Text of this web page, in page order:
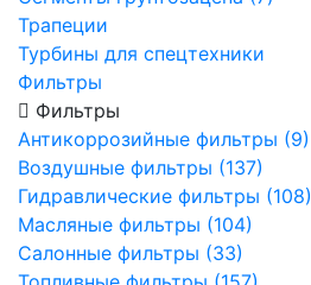
Трапеции
Турбины для спецтехники
Фильтры
Фильтры
Антикоррозийные фильтры (9)
Воздушные фильтры (137)
Гидравлические фильтры (108)
Масляные фильтры (104)
Салонные фильтры (33)